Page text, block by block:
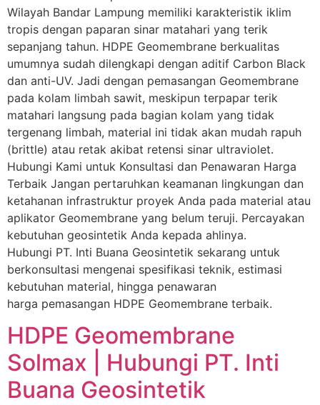
Wilayah Bandar Lampung memiliki karakteristik iklim
tropis dengan paparan sinar matahari yang terik
sepanjang tahun. HDPE Geomembrane berkualitas
umumnya sudah dilengkapi dengan aditif Carbon Black
dan anti-UV. Jadi dengan pemasangan Geomembrane
pada kolam limbah sawit, meskipun terpapar terik
matahari langsung pada bagian kolam yang tidak
tergenang limbah, material ini tidak akan mudah rapuh
(brittle) atau retak akibat retensi sinar ultraviolet.
Hubungi Kami untuk Konsultasi dan Penawaran Harga
Terbaik Jangan pertaruhkan keamanan lingkungan dan
ketahanan infrastruktur proyek Anda pada material atau
aplikator Geomembrane yang belum teruji. Percayakan
kebutuhan geosintetik Anda kepada ahlinya.
Hubungi PT. Inti Buana Geosintetik sekarang untuk
berkonsultasi mengenai spesifikasi teknik, estimasi
kebutuhan material, hingga penawaran
harga pemasangan HDPE Geomembrane terbaik.
HDPE Geomembrane
Solmax | Hubungi PT. Inti
Buana Geosintetik